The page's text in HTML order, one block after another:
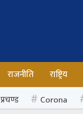
राजनीति राष्ट्रिय
प्रचण्ड Corona